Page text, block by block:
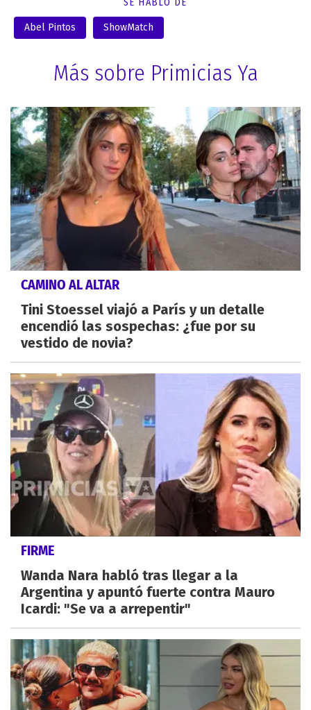
SE HABLÓ DE
Abel Pintos ShowMatch
Más sobre Primicias Ya
CAMINO AL ALTAR
Tini Stoessel viajó a París y un detalle
encendió las sospechas: ¿fue por su
vestido de novia?
FIRME
Wanda Nara habló tras llegar a la
Argentina y apuntó fuerte contra Mauro
Icardi: "Se va a arrepentir"